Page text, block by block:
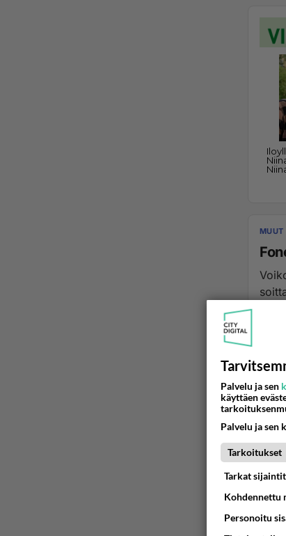
MUUT
Palvelu ja sen
käyttäen
Palvelu ja sen
Tarkoitukset
Tarkat
Kohdennettu
Personoitu